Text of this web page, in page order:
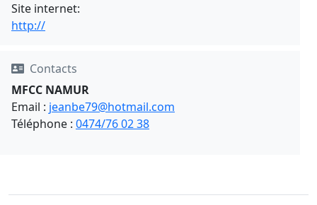
Site internet:
http://
Contacts
MFCC NAMUR
Email : jeanbe79@hotmail.com
Téléphone : 0474/76 02 38